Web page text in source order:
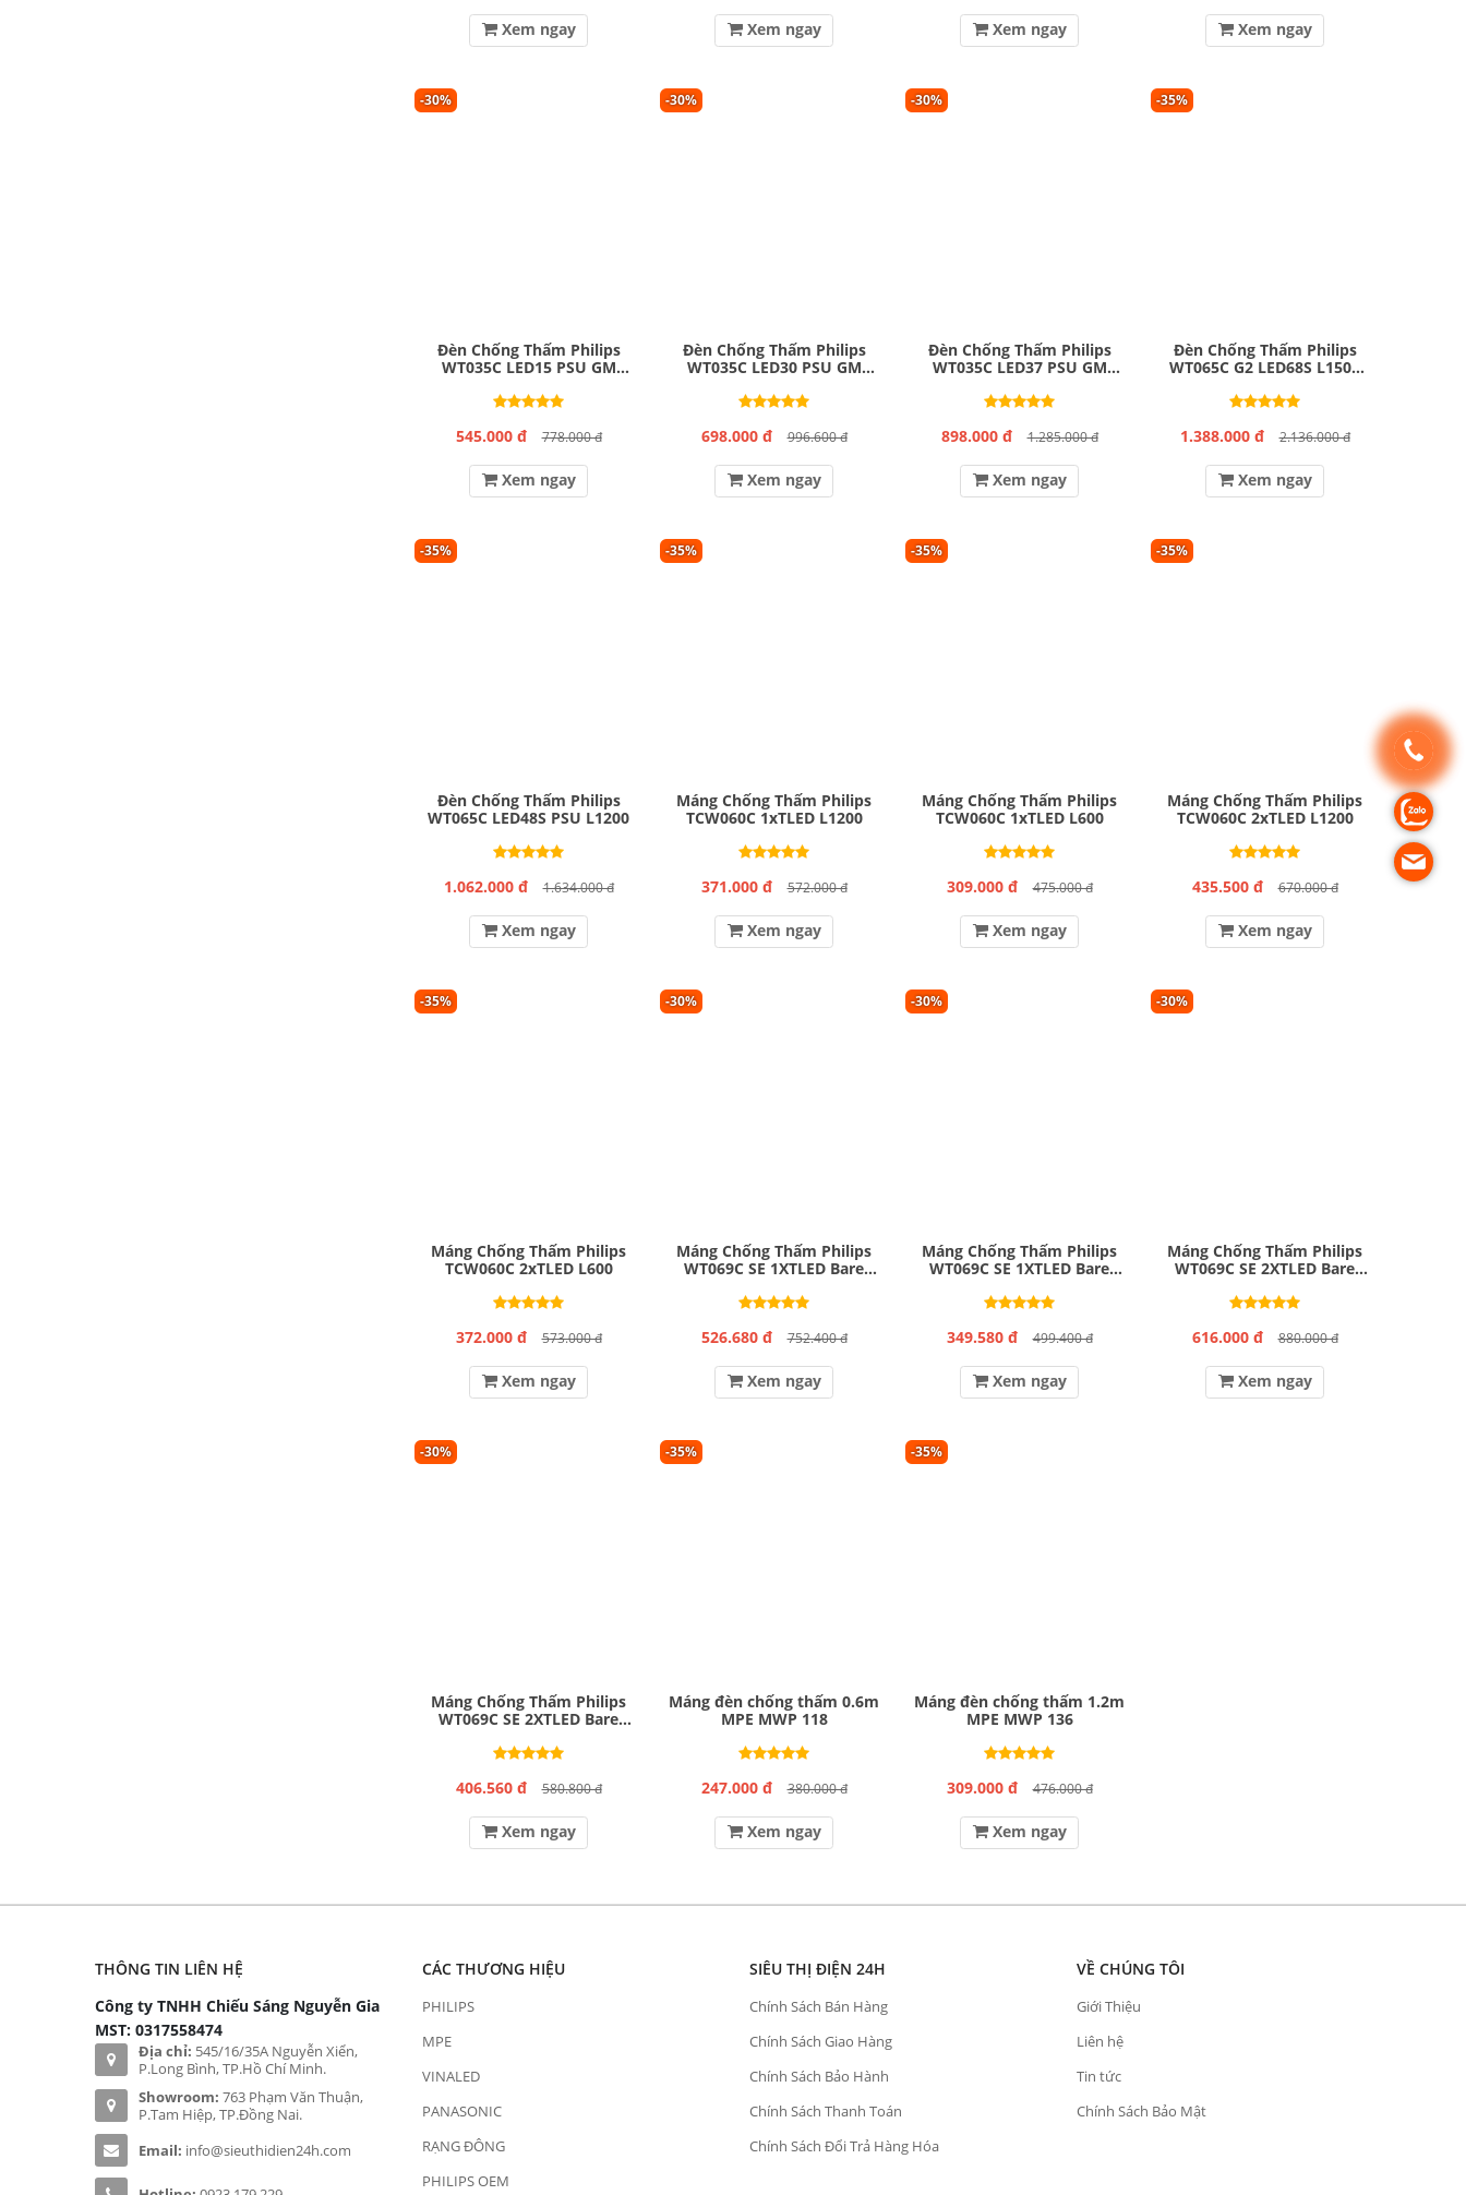
Xem ngay Xem ngay Xem ngay Xem ngay
-30%
Đèn Chống Thấm Philips
WT035C LED15 PSU GM
545.000 đ 778.000 đ
Xem ngay
-30%
Đèn Chống Thấm Philips
WT035C LED30 PSU GM
698.000 đ 996.600 đ
Xem ngay
-30%
Đèn Chống Thấm Philips
WT035C LED37 PSU GM
898.000 đ 1.285.000 đ
Xem ngay
-35%
Đèn Chống Thấm Philips
WT065C G2 LED68S L1500
1.388.000 đ 2.136.000 đ
Xem ngay
-35%
Đèn Chống Thấm Philips
WT065C LED48S PSU L1200
1.062.000 đ 1.634.000 đ
Xem ngay
-35%
Máng Chống Thấm Philips
TCW060C 1xTLED L1200
371.000 đ 572.000 đ
Xem ngay
-35%
Máng Chống Thấm Philips
TCW060C 1xTLED L600
309.000 đ 475.000 đ
Xem ngay
-35%
Máng Chống Thấm Philips
TCW060C 2xTLED L1200
435.500 đ 670.000 đ
Xem ngay
-35%
Máng Chống Thấm Philips
TCW060C 2xTLED L600
372.000 đ 573.000 đ
Xem ngay
-30%
Máng Chống Thấm Philips
WT069C SE 1XTLED Bare
526.680 đ 752.400 đ
Xem ngay
-30%
Máng Chống Thấm Philips
WT069C SE 1XTLED Bare
349.580 đ 499.400 đ
Xem ngay
-30%
Máng Chống Thấm Philips
WT069C SE 2XTLED Bare
616.000 đ 880.000 đ
Xem ngay
-30%
Máng Chống Thấm Philips
WT069C SE 2XTLED Bare
406.560 đ 580.800 đ
Xem ngay
-35%
Máng đèn chống thấm 0.6m
MPE MWP 118
247.000 đ 380.000 đ
Xem ngay
-35%
Máng đèn chống thấm 1.2m
MPE MWP 136
309.000 đ 476.000 đ
Xem ngay
THÔNG TIN LIÊN HỆ
Công ty TNHH Chiếu Sáng Nguyễn Gia
MST: 0317558474
Địa chỉ: 545/16/35A Nguyễn Xiển,
P.Long Bình, TP.Hồ Chí Minh.
Showroom: 763 Phạm Văn Thuận,
P.Tam Hiệp, TP.Đồng Nai.
Email: info@sieuthidien24h.com
CÁC THƯƠNG HIỆU
PHILIPS
MPE
VINALED
PANASONIC
RẠNG ĐÔNG
PHILIPS OEM
SIÊU THỊ ĐIỆN 24H
Chính Sách Bán Hàng
Chính Sách Giao Hàng
Chính Sách Bảo Hành
Chính Sách Thanh Toán
Chính Sách Đổi Trả Hàng Hóa
VỀ CHÚNG TÔI
Giới Thiệu
Liên hệ
Tin tức
Chính Sách Bảo Mật